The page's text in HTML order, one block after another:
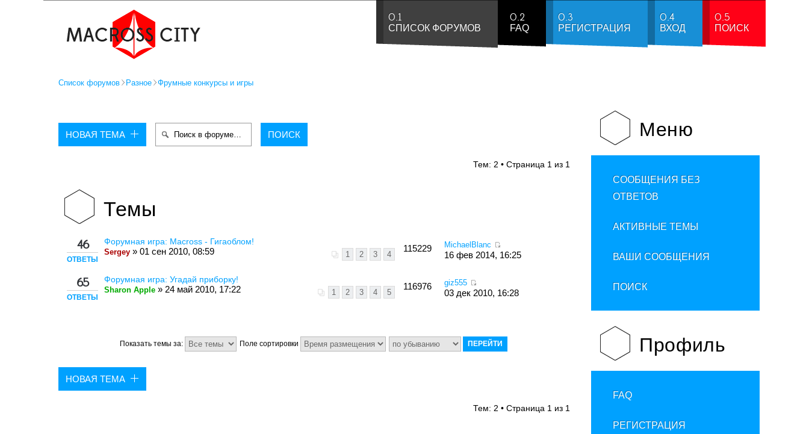
0.1
СПИСОК ФОРУМОВ
0.2
FAQ
0.3
РЕГИСТРАЦИЯ
0.4
ВХОД
0.5
ПОИСК
Список форумов Разное Фрумные конкурсы и игры
НОВАЯ ТЕМА
Тем: 2 • Страница 1 из 1
Темы
46
ОТВЕТЫ
Форумная игра: Macross - Гигаоблом!
1 2 3 4
Sergey » 01 сен 2010, 08:59 115229 MichaelBlanc
16 фев 2014, 16:25
65
ОТВЕТЫ
Форумная игра: Угадай приборку!
1 2 3 4 5
Sharon Apple » 24 май 2010, 17:22 116976 giz555
03 дек 2010, 16:28
Показать темы за: Поле сортировки
НОВАЯ ТЕМА
Тем: 2 • Страница 1 из 1
Меню
СООБЩЕНИЯ БЕЗ
ОТВЕТОВ
АКТИВНЫЕ ТЕМЫ
ВАШИ СООБЩЕНИЯ
ПОИСК
Профиль
FAQ
РЕГИСТРАЦИЯ